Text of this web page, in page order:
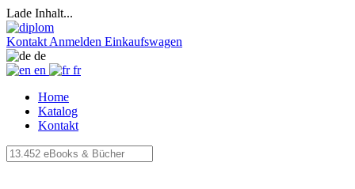
Lade Inhalt...
Kontakt Anmelden Einkaufswagen
de
en
fr
Home
Katalog
Kontakt